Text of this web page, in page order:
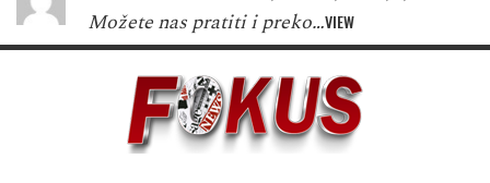
Možete nas pratiti i preko…VIEW